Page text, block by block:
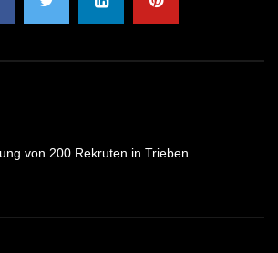
von 200 Rekruten in Trieben